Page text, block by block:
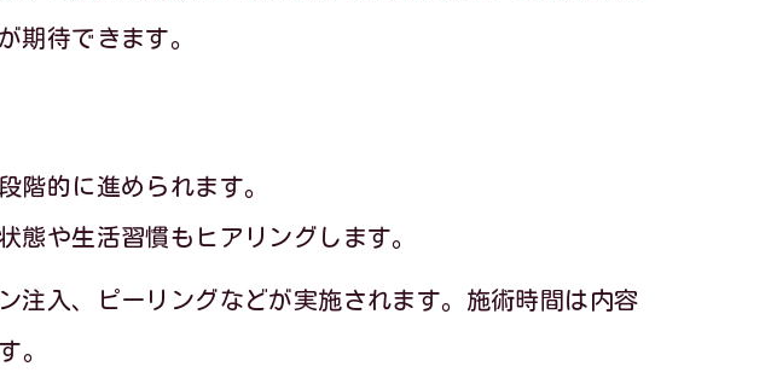
生美容の活用法
期待できます。
階的に進められます。
態や生活習慣もヒアリングします。
注入、ピーリングなどが実施されます。施術時間は内容
。